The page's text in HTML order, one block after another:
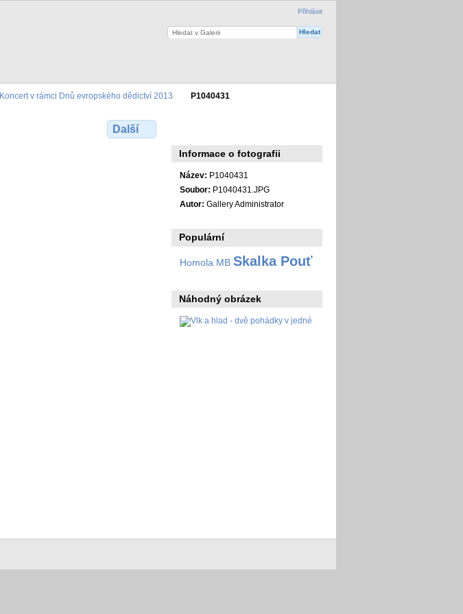
Přihlásit
Koncert v rámci Dnů evropského dědictví 2013 P1040431
Další
Informace o fotografii
Název: P1040431
Soubor: P1040431.JPG
Autor: Gallery Administrator
Populární
Homola MB Skalka Pouť
Náhodný obrázek